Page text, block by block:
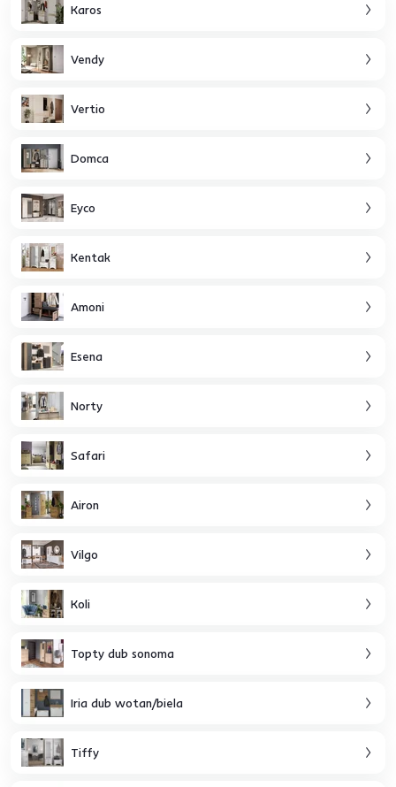
Karos
Vendy
Vertio
Domca
Eyco
Kentak
Amoni
Esena
Norty
Safari
Airon
Vilgo
Koli
Topty dub sonoma
Iria dub wotan/biela
Tiffy